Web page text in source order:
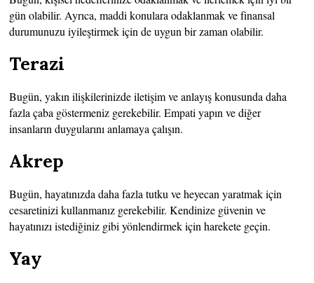
gün olabilir. Ayrıca, maddi konulara odaklanmak ve finansal
durumunuzu iyileştirmek için de uygun bir zaman olabilir.
Terazi
Bugün, yakın ilişkilerinizde iletişim ve anlayış konusunda daha
fazla çaba göstermeniz gerekebilir. Empati yapın ve diğer
insanların duygularını anlamaya çalışın.
Akrep
Bugün, hayatınızda daha fazla tutku ve heyecan yaratmak için
cesaretinizi kullanmanız gerekebilir. Kendinize güvenin ve
hayatınızı istediğiniz gibi yönlendirmek için harekete geçin.
Yay